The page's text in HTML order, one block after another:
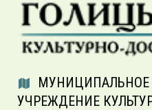
УЧРЕЖДЕНИЕ